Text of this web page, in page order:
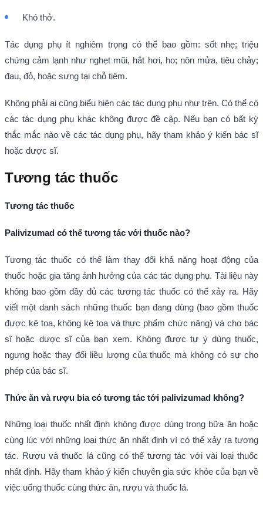
Khó thở.
Tác dụng phụ ít nghiêm trọng có thể bao gồm: sốt nhẹ; triệu
chứng cảm lạnh như nghẹt mũi, hắt hơi, ho; nôn mửa, tiêu chảy;
đau, đỏ, hoặc sưng tại chỗ tiêm.
Không phải ai cũng biểu hiện các tác dụng phụ như trên. Có thể có
các tác dụng phụ khác không được đề cập. Nếu bạn có bất kỳ
thắc mắc nào về các tác dụng phụ, hãy tham khảo ý kiến bác sĩ
hoặc dược sĩ.
Tương tác thuốc
Tương tác thuốc
Palivizumad có thể tương tác với thuốc nào?
Tương tác thuốc có thể làm thay đổi khả năng hoạt động của
thuốc hoặc gia tăng ảnh hưởng của các tác dụng phụ. Tài liệu này
không bao gồm đầy đủ các tương tác thuốc có thể xảy ra. Hãy
viết một danh sách những thuốc bạn đang dùng (bao gồm thuốc
được kê toa, không kê toa và thực phẩm chức năng) và cho bác
sĩ hoặc dược sĩ của bạn xem. Không được tự ý dùng thuốc,
ngưng hoặc thay đổi liều lượng của thuốc mà không có sự cho
phép của bác sĩ.
Thức ăn và rượu bia có tương tác tới palivizumad không?
Những loại thuốc nhất định không được dùng trong bữa ăn hoặc
cùng lúc với những loại thức ăn nhất định vì có thể xảy ra tương
tác. Rượu và thuốc lá cũng có thể tương tác với vài loại thuốc
nhất định. Hãy tham khảo ý kiến chuyên gia sức khỏe của bạn về
việc uống thuốc cùng thức ăn, rượu và thuốc lá.